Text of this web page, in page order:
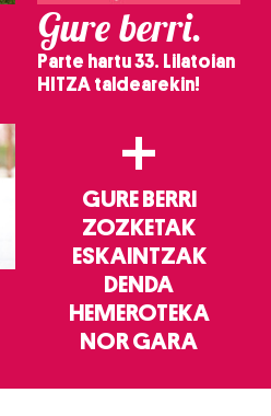
Gure berri.
Parte hartu 33. Lilatoian
HITZA taldearekin!
+
GURE BERRI
ZOZKETAK
ESKAINTZAK
DENDA
HEMEROTEKA
NOR GARA